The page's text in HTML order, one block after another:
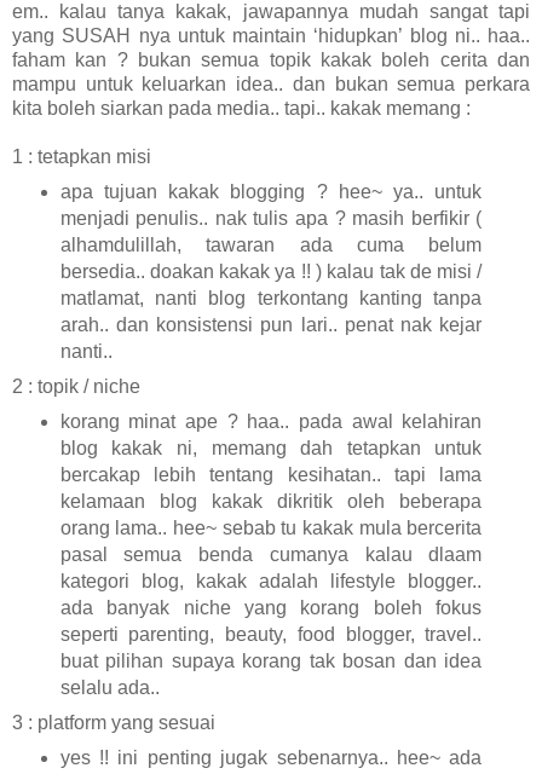
em.. kalau tanya kakak, jawapannya mudah sangat tapi
yang SUSAH nya untuk maintain ‘hidupkan’ blog ni.. haa..
faham kan ? bukan semua topik kakak boleh cerita dan
mampu untuk keluarkan idea.. dan bukan semua perkara
kita boleh siarkan pada media.. tapi.. kakak memang :
1 : tetapkan misi
apa tujuan kakak blogging ? hee~ ya.. untuk
menjadi penulis.. nak tulis apa ? masih berfikir (
alhamdulillah, tawaran ada cuma belum
bersedia.. doakan kakak ya !! ) kalau tak de misi /
matlamat, nanti blog terkontang kanting tanpa
arah.. dan konsistensi pun lari.. penat nak kejar
nanti..
2 : topik / niche
korang minat ape ? haa.. pada awal kelahiran
blog kakak ni, memang dah tetapkan untuk
bercakap lebih tentang kesihatan.. tapi lama
kelamaan blog kakak dikritik oleh beberapa
orang lama.. hee~ sebab tu kakak mula bercerita
pasal semua benda cumanya kalau dlaam
kategori blog, kakak adalah lifestyle blogger..
ada banyak niche yang korang boleh fokus
seperti parenting, beauty, food blogger, travel..
buat pilihan supaya korang tak bosan dan idea
selalu ada..
3 : platform yang sesuai
yes !! ini penting jugak sebenarnya.. hee~ ada